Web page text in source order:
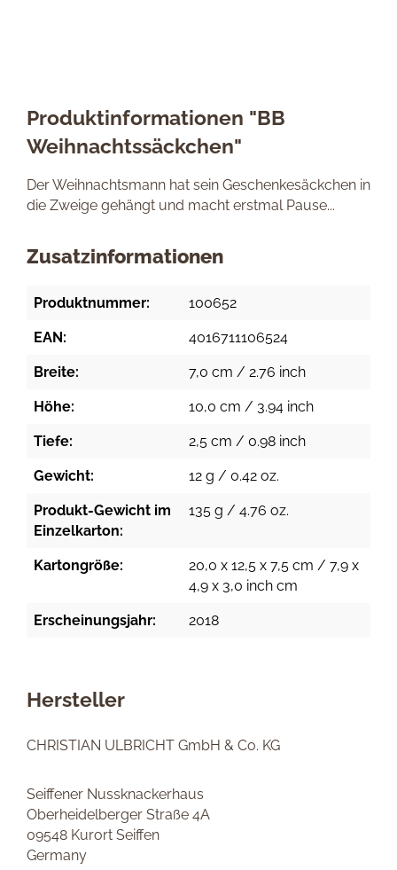
Produktinformationen "BB
Weihnachtssäckchen"
Der Weihnachtsmann hat sein Geschenkesäckchen in
die Zweige gehängt und macht erstmal Pause...
Zusatzinformationen
Produktnummer: 100652
EAN: 4016711106524
Breite: 7,0 cm / 2.76 inch
Höhe: 10,0 cm / 3.94 inch
Tiefe: 2,5 cm / 0.98 inch
Gewicht: 12 g / 0.42 oz.
Produkt-Gewicht im
Einzelkarton:
135 g / 4.76 oz.
Kartongröße:
20,0 x 12,5 x 7,5 cm / 7,9 x
4,9 x 3,0 inch cm
Erscheinungsjahr: 2018
Hersteller
CHRISTIAN ULBRICHT GmbH & Co. KG
Seiffener Nussknackerhaus
Oberheidelberger Straße 4A
09548 Kurort Seiffen
Germany